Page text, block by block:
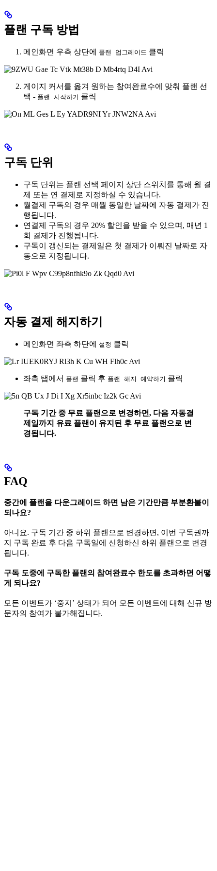
플랜 구독 방법
메인화면 우측 상단에 플랜 업그레이드 클릭
게이지 커서를 옮겨 원하는 참여완료수에 맞춰 플랜 선
택 - 플랜 시작하기 클릭
구독 단위
구독 단위는 플랜 선택 페이지 상단 스위치를 통해 월 결
제 또는 연 결제로 지정하실 수 있습니다.
월결제 구독의 경우 매월 동일한 날짜에 자동 결제가 진
행됩니다.
연결제 구독의 경우 20% 할인을 받을 수 있으며, 매년 1
회 결제가 진행됩니다.
구독이 갱신되는 결제일은 첫 결제가 이뤄진 날짜로 자
동으로 지정됩니다.
자동 결제 해지하기
메인화면 좌측 하단에 설정 클릭
좌측 탭에서 플랜 클릭 후 플랜 해지 예약하기 클릭
구독 기간 중 무료 플랜으로 변경하면, 다음 자동결
제일까지 유료 플랜이 유지된 후 무료 플랜으로 변
경됩니다.
FAQ
중간에 플랜을 다운그레이드 하면 남은 기간만큼 부분환불이
되나요?
아니요. 구독 기간 중 하위 플랜으로 변경하면, 이번 구독권까
지 구독 완료 후 다음 구독일에 신청하신 하위 플랜으로 변경
됩니다.
구독 도중에 구독한 플랜의 참여완료수 한도를 초과하면 어떻
게 되나요?
모든 이벤트가 ‘중지’ 상태가 되어 모든 이벤트에 대해 신규 방
문자의 참여가 불가해집니다.